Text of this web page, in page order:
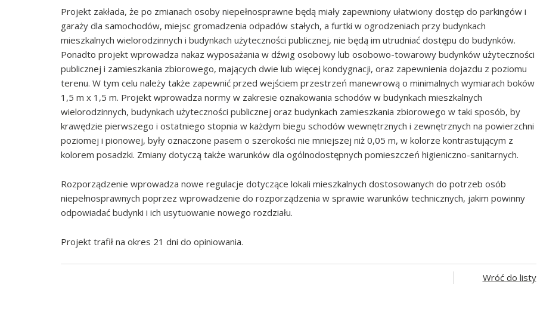
Projekt zakłada, że po zmianach osoby niepełnosprawne będą miały zapewniony ułatwiony dostęp do parkingów i
garaży dla samochodów, miejsc gromadzenia odpadów stałych, a furtki w ogrodzeniach przy budynkach
mieszkalnych wielorodzinnych i budynkach użyteczności publicznej, nie będą im utrudniać dostępu do budynków.
Ponadto projekt wprowadza nakaz wyposażania w dźwig osobowy lub osobowo-towarowy budynków użyteczności
publicznej i zamieszkania zbiorowego, mających dwie lub więcej kondygnacji, oraz zapewnienia dojazdu z poziomu
terenu. W tym celu należy także zapewnić przed wejściem przestrzeń manewrową o minimalnych wymiarach boków
1,5 m x 1,5 m. Projekt wprowadza normy w zakresie oznakowania schodów w budynkach mieszkalnych
wielorodzinnych, budynkach użyteczności publicznej oraz budynkach zamieszkania zbiorowego w taki sposób, by
krawędzie pierwszego i ostatniego stopnia w każdym biegu schodów wewnętrznych i zewnętrznych na powierzchni
poziomej i pionowej, były oznaczone pasem o szerokości nie mniejszej niż 0,05 m, w kolorze kontrastującym z
kolorem posadzki. Zmiany dotyczą także warunków dla ogólnodostępnych pomieszczeń higieniczno-sanitarnych.
Rozporządzenie wprowadza nowe regulacje dotyczące lokali mieszkalnych dostosowanych do potrzeb osób
niepełnosprawnych poprzez wprowadzenie do rozporządzenia w sprawie warunków technicznych, jakim powinny
odpowiadać budynki i ich usytuowanie nowego rozdziału.
Projekt trafił na okres 21 dni do opiniowania.
Wróć do listy